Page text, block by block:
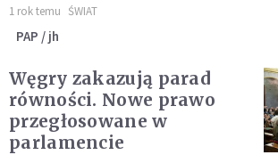
1 rok temu ŚWIAT
PAP / jh
Węgry zakazują parad
równości. Nowe prawo
przegłosowane w
parlamencie